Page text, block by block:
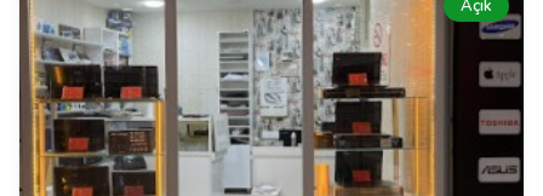
Açık